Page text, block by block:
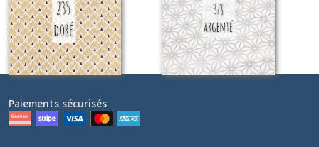
Sur demande Sur demande
Paiements sécurisés